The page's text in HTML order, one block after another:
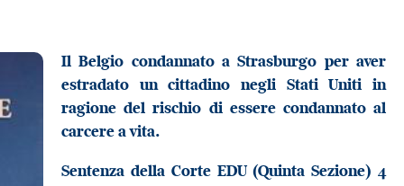
Il Belgio condannato a Strasburgo per aver
estradato un cittadino negli Stati Uniti in
ragione del rischio di essere condannato al
carcere a vita.
Sentenza della Corte EDU (Quinta Sezione) 4